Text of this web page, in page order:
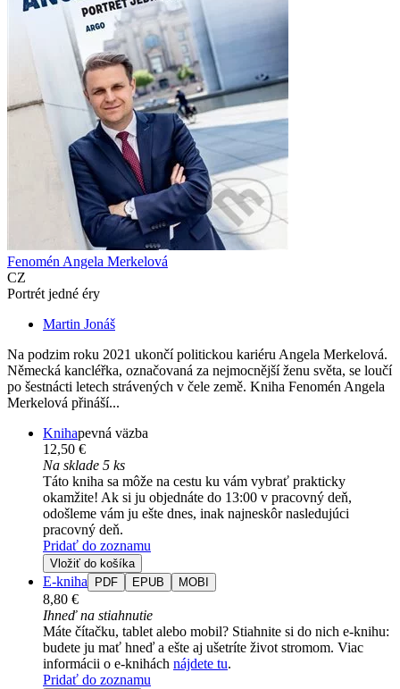
Fenomén Angela Merkelová
CZ
Portrét jedné éry
Martin Jonáš
Na podzim roku 2021 ukončí politickou kariéru Angela Merkelová.
Německá kancléřka, označovaná za nejmocnější ženu světa, se loučí
po šestnácti letech strávených v čele země. Kniha Fenomén Angela
Merkelová přináší...
Knihapevná väzba
12,50 €
Na sklade 5 ks
Táto kniha sa môže na cestu ku vám vybrať prakticky
okamžite! Ak si ju objednáte do 13:00 v pracovný deň,
odošleme vám ju ešte dnes, inak najneskôr nasledujúci
pracovný deň.
Pridať do zoznamu
Vložiť do košíka
E-kniha PDF EPUB MOBI
8,80 €
Ihneď na stiahnutie
Máte čítačku, tablet alebo mobil? Stiahnite si do nich e-knihu:
budete ju mať hneď a ešte aj ušetríte život stromom. Viac
informácii o e-knihách nájdete tu.
Pridať do zoznamu